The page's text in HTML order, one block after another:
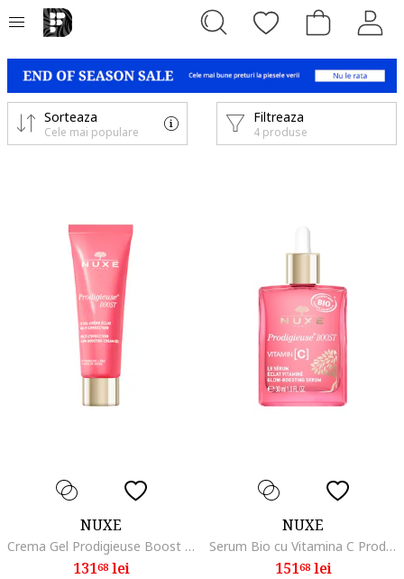
Filtreaza
4 produse
Sorteaza
Cele mai populare
NUXE
Crema Gel Prodigieuse Boost Ten Normal Spre Mixt, 40 ml
13168lei
NUXE
Serum Bio cu Vitamina C Prodigieuse Boost , 30 ml
15168lei